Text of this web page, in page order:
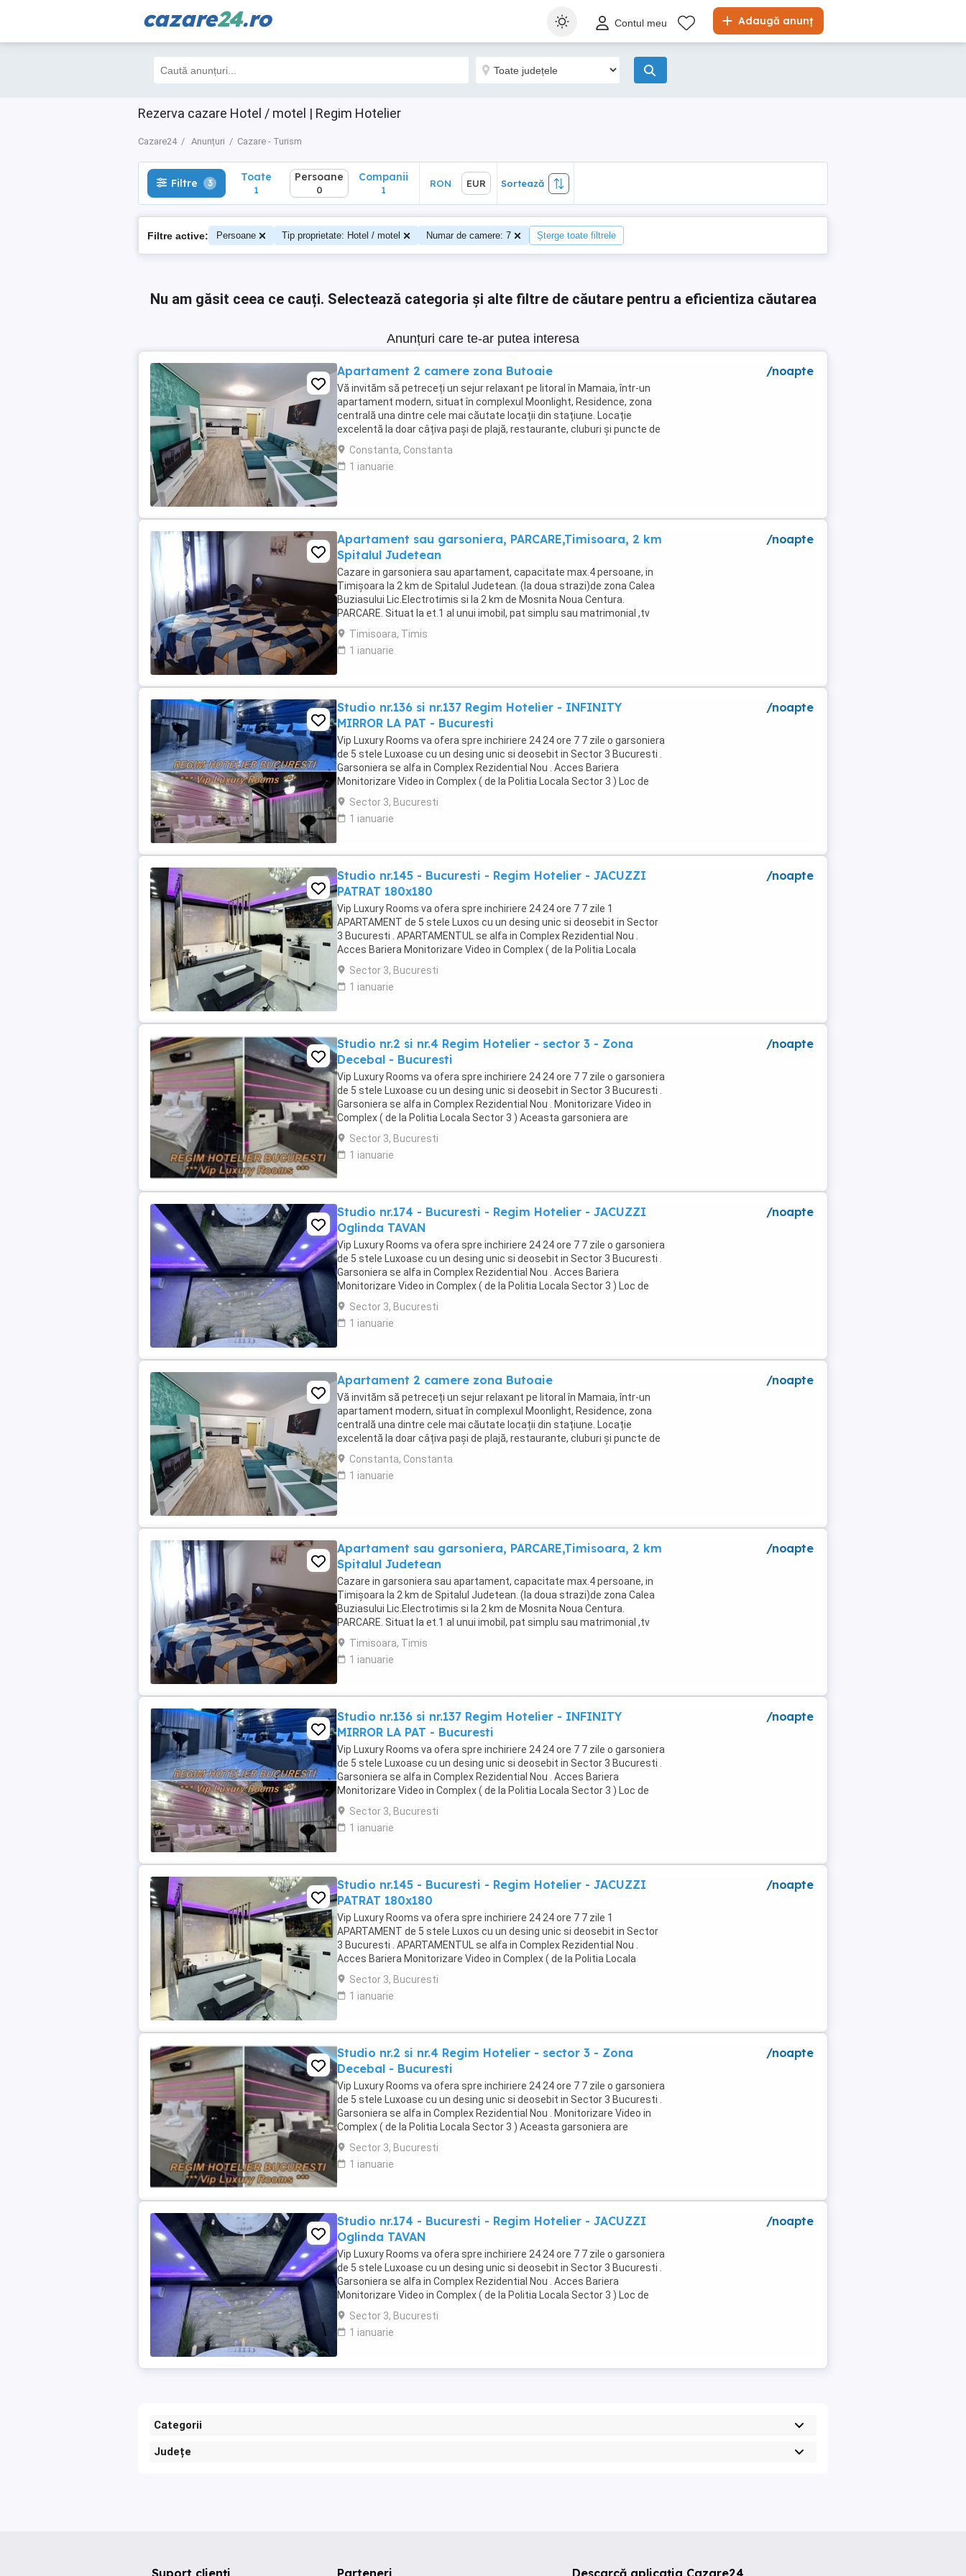
cazare24.ro Adaugă anunț
Contul meu
Rezerva cazare Hotel / motel | Regim Hotelier
Cazare24 Anunțuri Cazare - Turism
Filtre 3 Toate
1
Filtre 3 Toate
1
Persoane
0
Companii
1
RON EUR Sortează
Filtre active: Persoane Tip proprietate: Hotel / motel Numar de camere: 7 Șterge toate filtrele
Nu am găsit ceea ce cauți. Selectează categoria și alte filtre de căutare pentru a eficientiza căutarea
Anunțuri care te-ar putea interesa
Apartament 2 camere zona Butoaie
Vă invităm să petreceți un sejur relaxant pe litoral în Mamaia, într-un
apartament modern, situat în complexul Moonlight, Residence, zona
centrală una dintre cele mai căutate locații din stațiune. Locație
excelentă la doar câțiva pași de plajă, restaurante, cluburi și puncte de
atracție. Etaj 8 ...
Constanta, Constanta
1 ianuarie
/noapte
Apartament sau garsoniera, PARCARE,Timisoara, 2 km
Spitalul Judetean
Cazare in garsoniera sau apartament, capacitate max.4 persoane, in
Timișoara la 2 km de Spitalul Judetean. (la doua strazi)de zona Calea
Buziasului Lic.Electrotimis si la 2 km de Mosnita Noua Centura.
PARCARE. Situat la et.1 al unui imobil, pat simplu sau matrimonial ,tv
+wifi , frigider, mașină spălat, ...
Timisoara, Timis
1 ianuarie
/noapte
Studio nr.136 si nr.137 Regim Hotelier - INFINITY
MIRROR LA PAT - Bucuresti
Vip Luxury Rooms va ofera spre inchiriere 24 24 ore 7 7 zile o garsoniera
de 5 stele Luxoase cu un desing unic si deosebit in Sector 3 Bucuresti .
Garsoniera se alfa in Complex Rezidential Nou . Acces Bariera
Monitorizare Video in Complex ( de la Politia Locala Sector 3 ) Loc de
parcare PRIVAT in complex ...
Sector 3, Bucuresti
1 ianuarie
/noapte
Studio nr.145 - Bucuresti - Regim Hotelier - JACUZZI
PATRAT 180x180
Vip Luxury Rooms va ofera spre inchiriere 24 24 ore 7 7 zile 1
APARTAMENT de 5 stele Luxos cu un desing unic si deosebit in Sector
3 Bucuresti . APARTAMENTUL se alfa in Complex Rezidential Nou .
Acces Bariera Monitorizare Video in Complex ( de la Politia Locala
Sector 3 ) Loc de parcare PRIVAT in complex ...
Sector 3, Bucuresti
1 ianuarie
/noapte
Studio nr.2 si nr.4 Regim Hotelier - sector 3 - Zona
Decebal - Bucuresti
Vip Luxury Rooms va ofera spre inchiriere 24 24 ore 7 7 zile o garsoniera
de 5 stele Luxoase cu un desing unic si deosebit in Sector 3 Bucuresti .
Garsoniera se alfa in Complex Rezidential Nou . Monitorizare Video in
Complex ( de la Politia Locala Sector 3 ) Aceasta garsoniera are
suprafata de 35mp ...
Sector 3, Bucuresti
1 ianuarie
/noapte
Studio nr.174 - Bucuresti - Regim Hotelier - JACUZZI
Oglinda TAVAN
Vip Luxury Rooms va ofera spre inchiriere 24 24 ore 7 7 zile o garsoniera
de 5 stele Luxoase cu un desing unic si deosebit in Sector 3 Bucuresti .
Garsoniera se alfa in Complex Rezidential Nou . Acces Bariera
Monitorizare Video in Complex ( de la Politia Locala Sector 3 ) Loc de
parcare PRIVAT in complex ...
Sector 3, Bucuresti
1 ianuarie
/noapte
Apartament 2 camere zona Butoaie
Vă invităm să petreceți un sejur relaxant pe litoral în Mamaia, într-un
apartament modern, situat în complexul Moonlight, Residence, zona
centrală una dintre cele mai căutate locații din stațiune. Locație
excelentă la doar câțiva pași de plajă, restaurante, cluburi și puncte de
atracție. Etaj 8 ...
Constanta, Constanta
1 ianuarie
/noapte
Apartament sau garsoniera, PARCARE,Timisoara, 2 km
Spitalul Judetean
Cazare in garsoniera sau apartament, capacitate max.4 persoane, in
Timișoara la 2 km de Spitalul Judetean. (la doua strazi)de zona Calea
Buziasului Lic.Electrotimis si la 2 km de Mosnita Noua Centura.
PARCARE. Situat la et.1 al unui imobil, pat simplu sau matrimonial ,tv
+wifi , frigider, mașină spălat, ...
Timisoara, Timis
1 ianuarie
/noapte
Studio nr.136 si nr.137 Regim Hotelier - INFINITY
MIRROR LA PAT - Bucuresti
Vip Luxury Rooms va ofera spre inchiriere 24 24 ore 7 7 zile o garsoniera
de 5 stele Luxoase cu un desing unic si deosebit in Sector 3 Bucuresti .
Garsoniera se alfa in Complex Rezidential Nou . Acces Bariera
Monitorizare Video in Complex ( de la Politia Locala Sector 3 ) Loc de
parcare PRIVAT in complex ...
Sector 3, Bucuresti
1 ianuarie
/noapte
Studio nr.145 - Bucuresti - Regim Hotelier - JACUZZI
PATRAT 180x180
Vip Luxury Rooms va ofera spre inchiriere 24 24 ore 7 7 zile 1
APARTAMENT de 5 stele Luxos cu un desing unic si deosebit in Sector
3 Bucuresti . APARTAMENTUL se alfa in Complex Rezidential Nou .
Acces Bariera Monitorizare Video in Complex ( de la Politia Locala
Sector 3 ) Loc de parcare PRIVAT in complex ...
Sector 3, Bucuresti
1 ianuarie
/noapte
Studio nr.2 si nr.4 Regim Hotelier - sector 3 - Zona
Decebal - Bucuresti
Vip Luxury Rooms va ofera spre inchiriere 24 24 ore 7 7 zile o garsoniera
de 5 stele Luxoase cu un desing unic si deosebit in Sector 3 Bucuresti .
Garsoniera se alfa in Complex Rezidential Nou . Monitorizare Video in
Complex ( de la Politia Locala Sector 3 ) Aceasta garsoniera are
suprafata de 35mp ...
Sector 3, Bucuresti
1 ianuarie
/noapte
Studio nr.174 - Bucuresti - Regim Hotelier - JACUZZI
Oglinda TAVAN
Vip Luxury Rooms va ofera spre inchiriere 24 24 ore 7 7 zile o garsoniera
de 5 stele Luxoase cu un desing unic si deosebit in Sector 3 Bucuresti .
Garsoniera se alfa in Complex Rezidential Nou . Acces Bariera
Monitorizare Video in Complex ( de la Politia Locala Sector 3 ) Loc de
parcare PRIVAT in complex ...
Sector 3, Bucuresti
1 ianuarie
/noapte
Categorii
Județe
Descarcă aplicația Cazare24
Suport clienți Parteneri